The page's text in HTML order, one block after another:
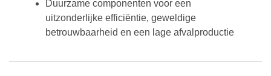
Duurzame componenten voor een
uitzonderlijke efficiëntie, geweldige
betrouwbaarheid en een lage afvalproductie